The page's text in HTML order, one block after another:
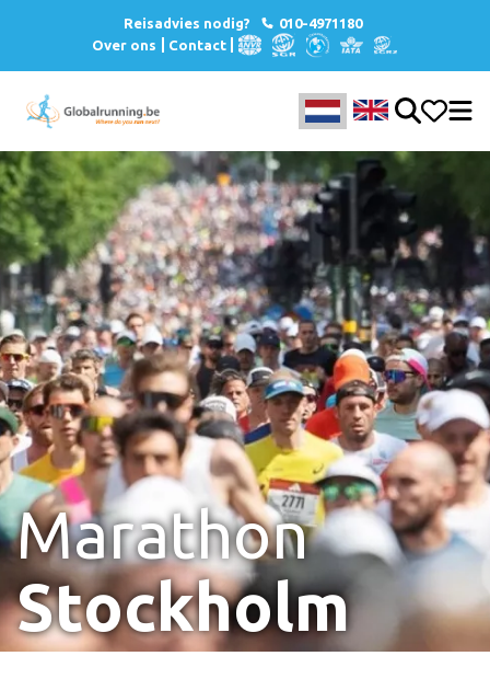
Reisadvies nodig?
010-4971180
Over ons
Contact
Marathon
Stockholm